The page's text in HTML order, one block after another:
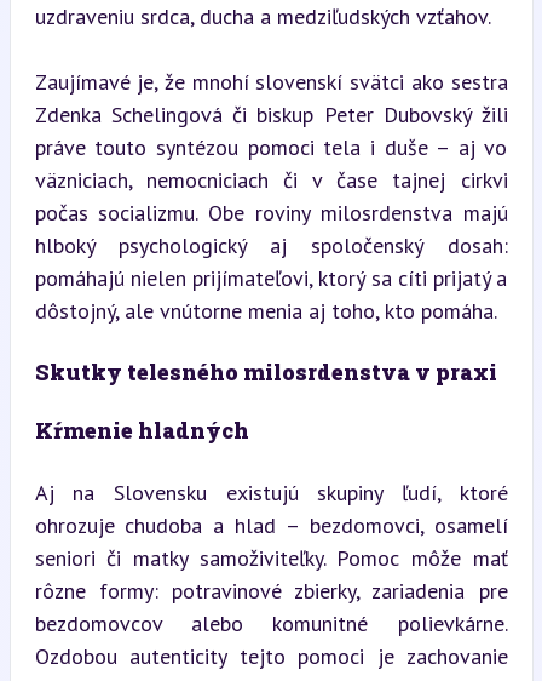
uzdraveniu srdca, ducha a medziľudských vzťahov.
Zaujímavé je, že mnohí slovenskí svätci ako sestra
Zdenka Schelingová či biskup Peter Dubovský žili
práve touto syntézou pomoci tela i duše – aj vo
väzniciach, nemocniciach či v čase tajnej cirkvi
počas socializmu. Obe roviny milosrdenstva majú
hlboký psychologický aj spoločenský dosah:
pomáhajú nielen prijímateľovi, ktorý sa cíti prijatý a
dôstojný, ale vnútorne menia aj toho, kto pomáha.
Skutky telesného milosrdenstva v praxi
Kŕmenie hladných
Aj na Slovensku existujú skupiny ľudí, ktoré
ohrozuje chudoba a hlad – bezdomovci, osamelí
seniori či matky samoživiteľky. Pomoc môže mať
rôzne formy: potravinové zbierky, zariadenia pre
bezdomovcov alebo komunitné polievkárne.
Ozdobou autenticity tejto pomoci je zachovanie